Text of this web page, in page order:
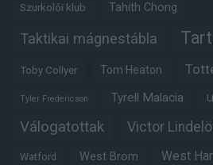
Szurkolói klub Tahith Chong
Taktikai mágnestábla
Toby Collyer Tom Heaton
Tyler Fredericson Tyrell Malacia
Válogatottak Victor
Watford West Brom West